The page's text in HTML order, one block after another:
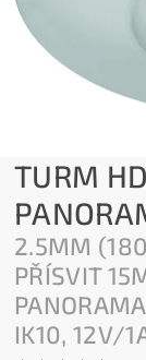
TURM
2.5MM
PŘÍSVIT
IK10, 12V/